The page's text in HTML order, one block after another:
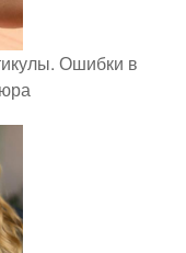
Ошибки в